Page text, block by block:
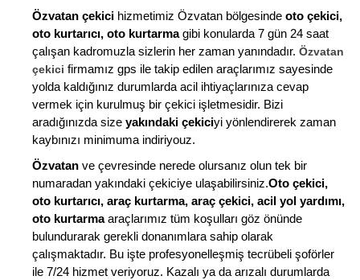
Özvatan çekici hizmetimiz Özvatan bölgesinde oto çekici,
oto kurtarıcı, oto kurtarmagibi konularda 7 gün 24 saat
çalışan kadromuzla sizlerin her zaman yanındadır. Özvatan
çekici firmamız gps ile takip edilen araçlarımız sayesinde
yolda kaldığınız durumlarda acil ihtiyaçlarınıza cevap
vermek için kurulmuş bir çekici işletmesidir. Bizi
aradığınızda size yakındaki çekiciyi yönlendirerek zaman
kaybınızı minimuma indiriyouz.
Özvatan ve çevresinde nerede olursanız olun tek bir
numaradan yakındaki çekiciye ulaşabilirsiniz.Oto çekici,
oto kurtarıcı, araç kurtarma, araç çekici, acil yol yardımı,
oto kurtarmaaraçlarımız tüm koşulları göz önünde
bulundurarak gerekli donanımlara sahip olarak
çalışmaktadır. Bu işte profesyonelleşmiş tecrübeli şoförler
ile 7/24 hizmet veriyoruz. Kazalı ya da arızalı durumlarda